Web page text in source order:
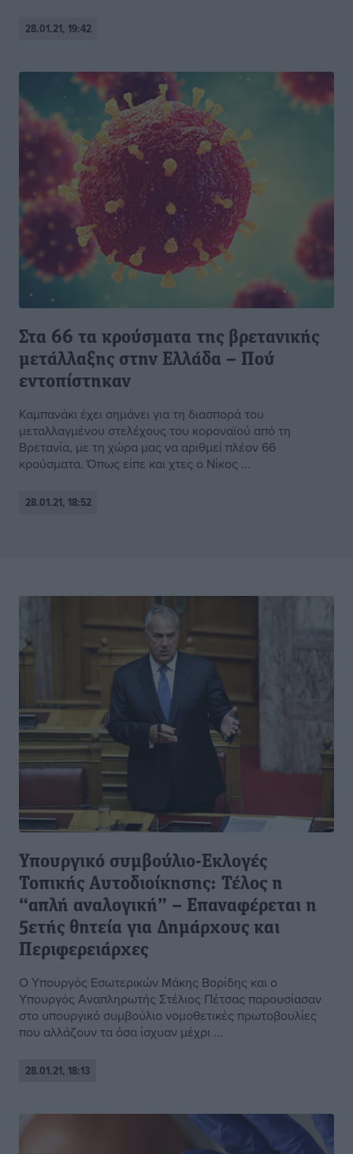
28.01.21, 19:42
Στα 66 τα κρούσματα της βρετανικής
μετάλλαξης στην Ελλάδα – Πού
εντοπίστηκαν
Καμπανάκι έχει σημάνει για τη διασπορά του
μεταλλαγμένου στελέχους του κοροναϊού από τη
Βρετανία, με τη χώρα μας να αριθμεί πλέον 66
κρούσματα. Όπως είπε και χτες ο Νίκος ...
28.01.21, 18:52
Υπουργικό συμβούλιο-Εκλογές
Τοπικής Αυτοδιοίκησης: Τέλος η
“απλή αναλογική” – Επαναφέρεται η
5ετής θητεία για Δημάρχους και
Περιφερειάρχες
Ο Υπουργός Εσωτερικών Μάκης Βορίδης και ο
Υπουργός Αναπληρωτής Στέλιος Πέτσας παρουσίασαν
στο υπουργικό συμβούλιο νομοθετικές πρωτοβουλίες
που αλλάζουν τα όσα ίσχυαν μέχρι ...
28.01.21, 18:13